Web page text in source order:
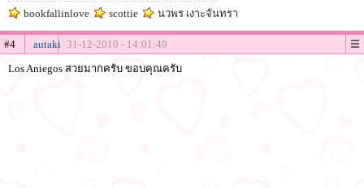
bookfallinlove scottie นวพร เงาะจันทรา
#4 autaki 31-12-2010 - 14:01:49
Los Aniegos สวยมากครับ ขอบคุณครับ